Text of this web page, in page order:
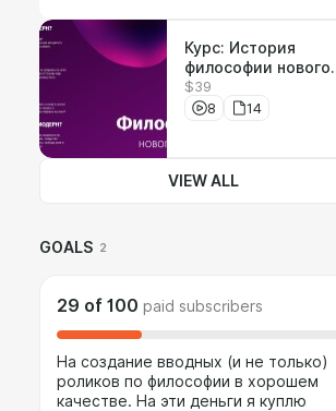
Курс: История
философии нового
времени. От
Декарта до Юма.
$39
8
14
VIEW ALL
GOALS 2
29 of 100 paid subscribers
На создание вводных (и не только)
роликов по философии в хорошем
качестве. На эти деньги я куплю